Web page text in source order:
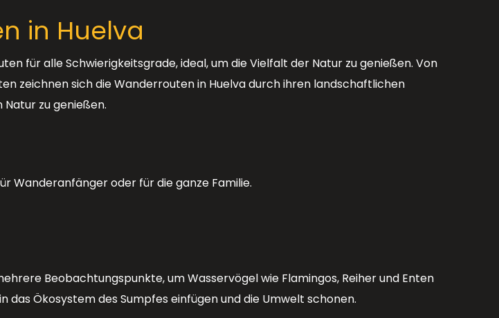
in Huelva
für alle Schwierigkeitsgrade, ideal, um die Vielfalt der Natur zu genießen. Von
zeichnen sich die Wanderrouten in Huelva durch ihren landschaftlichen
zu genießen.
Wanderanfänger oder für die ganze Familie.
Beobachtungspunkte, um Wasservögel wie Flamingos, Reiher und Enten
Ökosystem des Sumpfes einfügen und die Umwelt schonen.